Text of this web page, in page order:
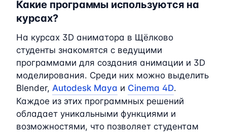
Какие программы используются на
курсах?
На курсах 3D аниматора в Щёлково
студенты знакомятся с ведущими
программами для создания анимации и 3D
моделирования. Среди них можно выделить
Blender, Autodesk Maya и Cinema 4D.
Каждое из этих программных решений
обладает уникальными функциями и
возможностями, что позволяет студентам